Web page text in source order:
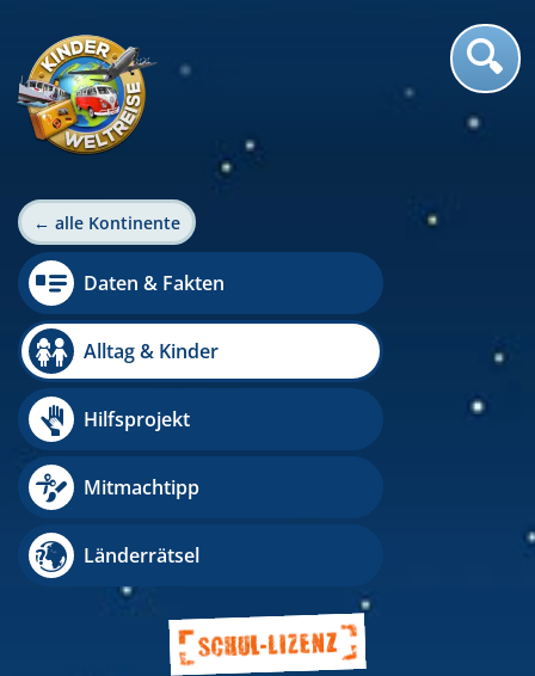
← alle Kontinente
Daten & Fakten
Alltag & Kinder
Hilfsprojekt
Mitmachtipp
Länderrätsel